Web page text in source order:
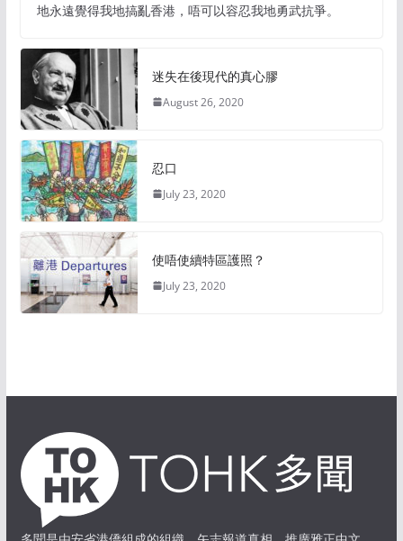
地永遠覺得我地搞亂香港，唔可以容忍我地勇武抗爭。
迷失在後現代的真心膠
August 26, 2020
忍口
July 23, 2020
使唔使續特區護照？
July 23, 2020